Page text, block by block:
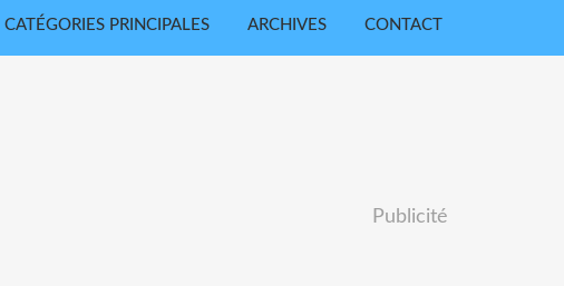
CATÉGORIES PRINCIPALES ARCHIVES CONTACT
Publicité